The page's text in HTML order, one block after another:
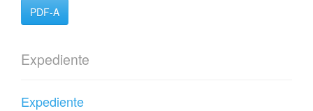
PDF-A
Expediente
Expediente